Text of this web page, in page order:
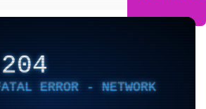
204
ERROR - NETWORK